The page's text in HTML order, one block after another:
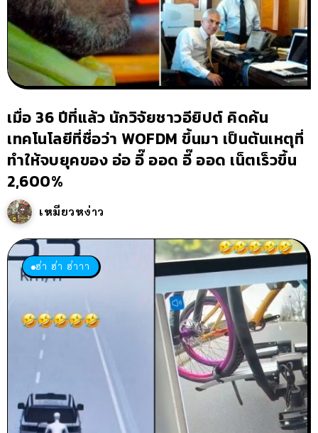
เมื่อ 36 ปีที่แล้ว นักวิจัยชาวอียิปต์ คิดค้น
เทคโนโลยีที่ชื่อว่า WOFDM ขึ้นมา เป็นต้นเหตุที่
ทำให้จบยุคของ อ่อ อี๊ ออด อี๊ ออด เน็ตเร็วขึ้น
2,600%
เหมียวหง่าว
ฮ่า ฮ่า ฮ่าาา